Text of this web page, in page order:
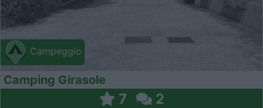
Campeggio
Camping Girasole
7 2